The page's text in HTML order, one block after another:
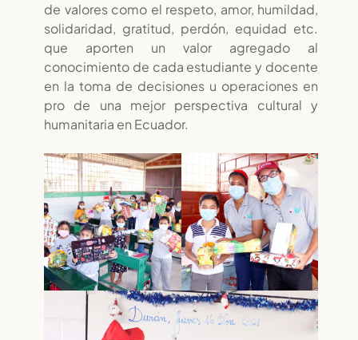
de valores como el respeto, amor, humildad,
solidaridad, gratitud, perdón, equidad etc.
que aporten un valor agregado al
conocimiento de cada estudiante y docente
en la toma de decisiones u operaciones en
pro de una mejor perspectiva cultural y
humanitaria en Ecuador.